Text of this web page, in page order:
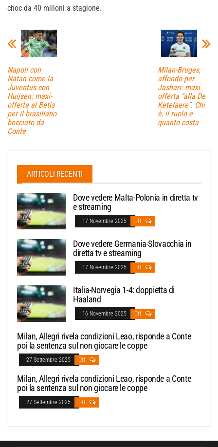
choc da 40 milioni a stagione.
Napoli con
Natan come la
Juventus con
Huijsen: maxi-
offerta al Betis
per il brasiliano
bocciato da
Conte
Milan-Bruges,
affondo per
Jashari: maxi
offerta “alla De
Ketelaere”. Chi
è, il ruolo e
quanto costa
ARTICOLI RECENTI
Dove vedere Malta-Polonia in diretta tv
e streaming
17 Novembre 2025 Off
Dove vedere Germania-Slovacchia in
diretta tv e streaming
17 Novembre 2025 Off
Italia-Norvegia 1-4: doppietta di
Haaland
16 Novembre 2025 Off
Milan, Allegri rivela condizioni Leao, risponde a Conte
poi la sentenza sul non giocare le coppe
27 Settembre 2025 Off
Milan, Allegri rivela condizioni Leao, risponde a Conte
poi la sentenza sul non giocare le coppe
27 Settembre 2025 Off